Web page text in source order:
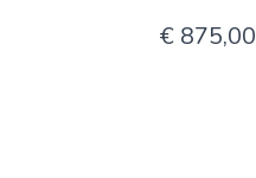
€ 875,00